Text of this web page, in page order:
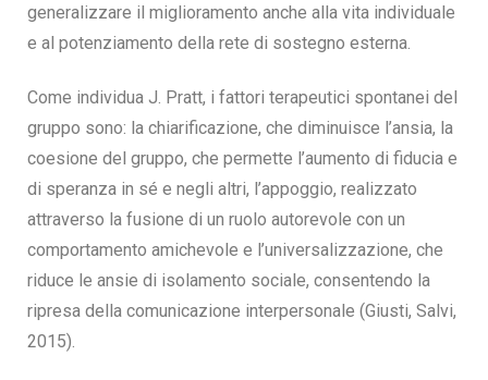
generalizzare il miglioramento anche alla vita individuale
e al potenziamento della rete di sostegno esterna.
Come individua J. Pratt, i fattori terapeutici spontanei del
gruppo sono: la chiarificazione, che diminuisce l’ansia, la
coesione del gruppo, che permette l’aumento di fiducia e
di speranza in sé e negli altri, l’appoggio, realizzato
attraverso la fusione di un ruolo autorevole con un
comportamento amichevole e l’universalizzazione, che
riduce le ansie di isolamento sociale, consentendo la
ripresa della comunicazione interpersonale (Giusti, Salvi,
2015).